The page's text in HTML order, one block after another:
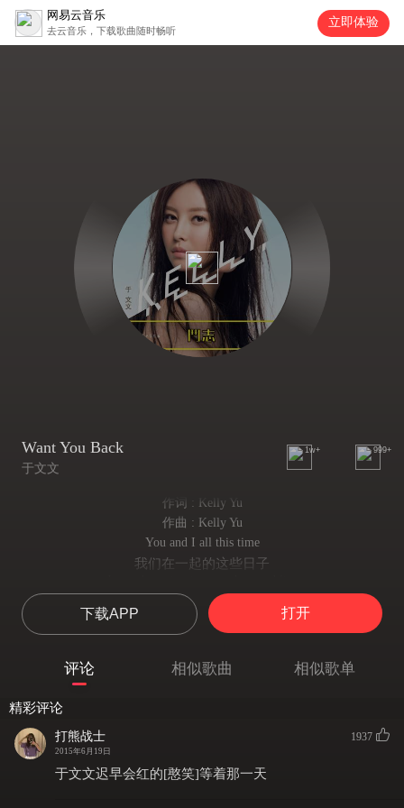
网易云音乐
去云音乐，下载歌曲随时畅听
立即体验
Want You Back
于文文
1w+ 999+
作词 : Kelly Yu
作曲 : Kelly Yu
You and I all this time
我们在一起的这些日子
我就快沉没在你的谎言里
I never liked the way you cried
可以不要哭了吗
我不是你手中的骰子
let the bloody pain flow through my vein
Then you called and I replied
下载APP 打开
评论 相似歌曲 相似歌单
精彩评论
打熊战士
2015年6月19日
1937
于文文迟早会红的[憨笑]等着那一天